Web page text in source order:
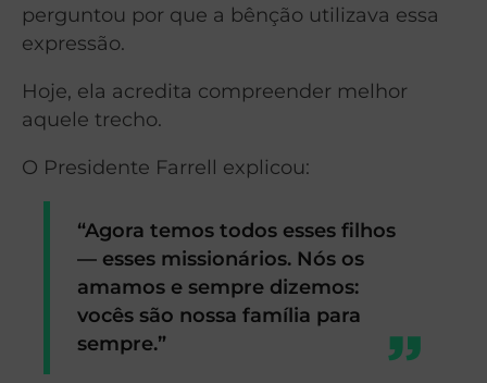
perguntou por que a bênção utilizava essa
expressão.
Hoje, ela acredita compreender melhor
aquele trecho.
O Presidente Farrell explicou:
“Agora temos todos esses filhos
— esses missionários. Nós os
amamos e sempre dizemos:
vocês são nossa família para
sempre.”